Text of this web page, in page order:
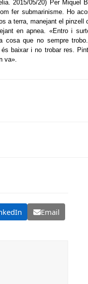
2015/05/20) Per Miquel
fer submarinisme. Ho
a terra, manejant el pinzell
en apnea. «Entro i
cosa que no sempre
baixar i no trobar res.
va».
Email